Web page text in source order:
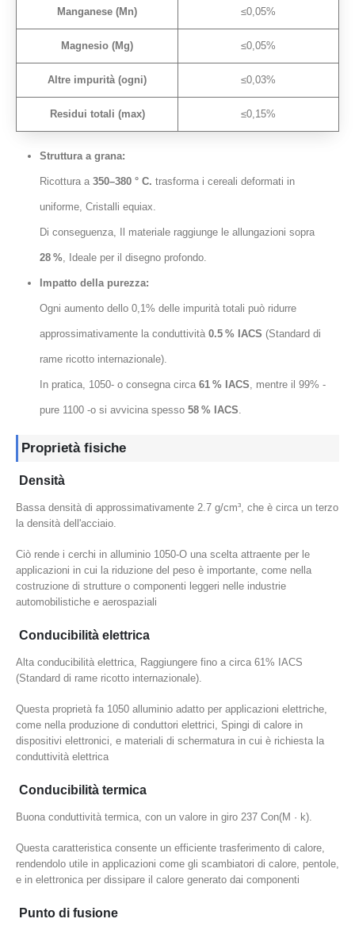
Manganese (Mn) ≤0,05%
Magnesio (Mg) ≤0,05%
Altre impurità (ogni) ≤0,03%
Residui totali (max) ≤0,15%
Struttura a grana:
Ricottura a 350–380 ° C. trasforma i cereali deformati in
uniforme, Cristalli equiax.
Di conseguenza, Il materiale raggiunge le allungazioni sopra
28 %, Ideale per il disegno profondo.
Impatto della purezza:
Ogni aumento dello 0,1% delle impurità totali può ridurre
approssimativamente la conduttività 0.5 % IACS (Standard di
rame ricotto internazionale).
In pratica, 1050- o consegna circa 61 % IACS, mentre il 99% -
pure 1100 -o si avvicina spesso 58 % IACS.
Proprietà fisiche
Densità
Bassa densità di approssimativamente 2.7 g/cm³, che è circa un terzo
la densità dell'acciaio.
Ciò rende i cerchi in alluminio 1050-O una scelta attraente per le
applicazioni in cui la riduzione del peso è importante, come nella
costruzione di strutture o componenti leggeri nelle industrie
automobilistiche e aerospaziali
Conducibilità elettrica
Alta conducibilità elettrica, Raggiungere fino a circa 61% IACS
(Standard di rame ricotto internazionale).
Questa proprietà fa 1050 alluminio adatto per applicazioni elettriche,
come nella produzione di conduttori elettrici, Spingi di calore in
dispositivi elettronici, e materiali di schermatura in cui è richiesta la
conduttività elettrica
Conducibilità termica
Buona conduttività termica, con un valore in giro 237 Con(M · k).
Questa caratteristica consente un efficiente trasferimento di calore,
rendendolo utile in applicazioni come gli scambiatori di calore, pentole,
e in elettronica per dissipare il calore generato dai componenti
Punto di fusione